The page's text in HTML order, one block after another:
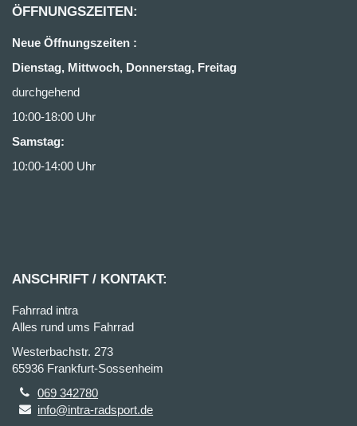
ÖFFNUNGSZEITEN:
Neue Öffnungszeiten :
Dienstag, Mittwoch, Donnerstag, Freitag
durchgehend
10:00-18:00 Uhr
Samstag:
10:00-14:00 Uhr
ANSCHRIFT / KONTAKT:
Fahrrad intra
Alles rund ums Fahrrad
Westerbachstr. 273
65936 Frankfurt-Sossenheim
069 342780
info@intra-radsport.de